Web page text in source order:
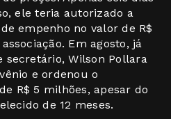
ele teria autorizado a
empenho no valor de R$
Em agosto, já
secretário, Wilson Pollara
e ordenou o
R$ 5 milhões, apesar do
de 12 meses.